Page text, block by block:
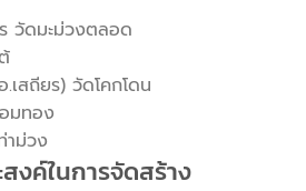
วัดมะม่วงตลอด
สถียร) วัดโคกโดน
มทอง
าม่วง
งค์ในการจัดสร้าง